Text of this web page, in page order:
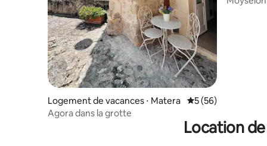
Logement de vacances ⋅ Matera Évaluation
5 (56)
Agora dans la grotte
Location